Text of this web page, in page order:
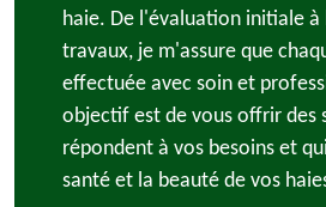
haie. De l'évaluation initiale à
travaux, je m'assure que
effectuée avec soin et
objectif est de vous offrir des
répondent à vos besoins et
santé et la beauté de vos